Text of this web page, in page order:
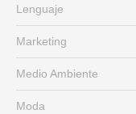
Lenguaje
Marketing
Medio Ambiente
Moda